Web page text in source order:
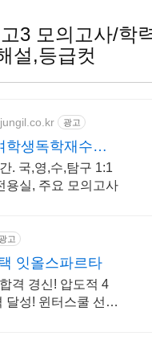
3 모의고사/학
설,등급컷
광고
학생독학재수학
. 국,영,수,탐구 1:1
용실, 주요 모의고사
광고
잇올스파르타
격 경신! 압도적 4
달성! 윈터스쿨 선착